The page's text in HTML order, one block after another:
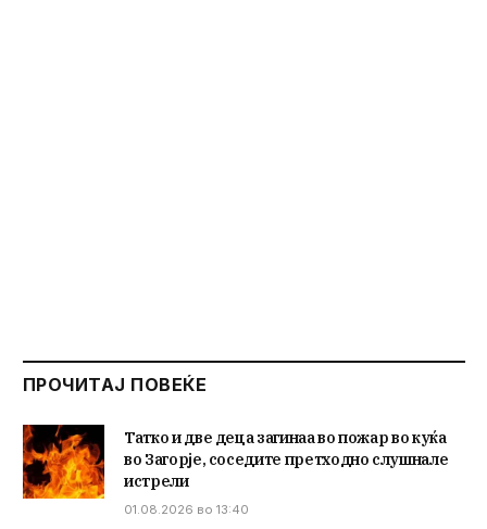
ПРОЧИТАЈ ПОВЕЌЕ
Татко и две деца загинаа во пожар во куќа
во Загорје, соседите претходно слушнале
истрели
01.08.2026 во 13:40